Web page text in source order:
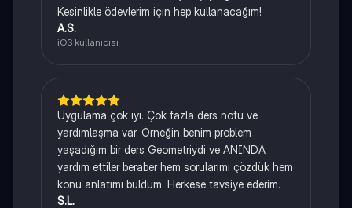
Kesinlikle ödevlerim için hep kullanacağım!
A.S.
iOS kullanıcısı
Uygulama çok iyi. Çok fazla ders notu ve
yardımlaşma var. Örneğin benim problem
yaşadığım bir ders Geometriydi ve ANINDA
yardım ettiler beraber hem sorularımı çözdük hem
konu anlatımı buldum. Herkese tavsiye ederim.
S.L.